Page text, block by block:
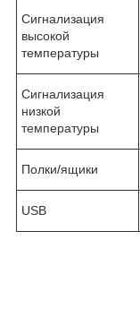
Сигнализация
высокой
температуры
Сигнализация
низкой
температуры
Полки/ящики
USB